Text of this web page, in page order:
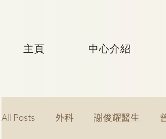
主頁 中心介紹
All Posts 外科 謝俊耀醫生